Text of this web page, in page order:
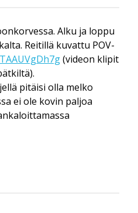
Alku ja loppu
Reitillä kuvattu POV-
(videon klipit
pitäisi olla melko
ei ole kovin paljoa